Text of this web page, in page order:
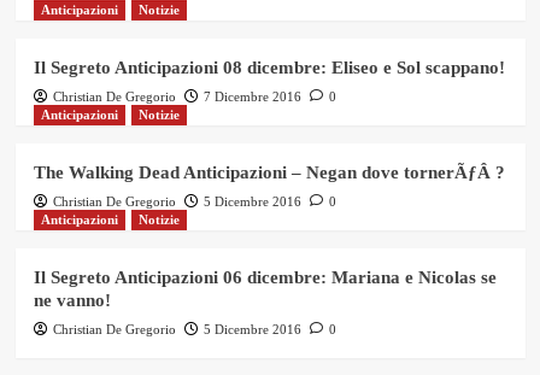
Anticipazioni
Notizie
Il Segreto Anticipazioni 08 dicembre: Eliseo e Sol scappano!
Christian De Gregorio 7 Dicembre 2016
0
Anticipazioni
Notizie
The Walking Dead Anticipazioni – Negan dove tornerÃƒÂ ?
Christian De Gregorio 5 Dicembre 2016
0
Anticipazioni
Notizie
Il Segreto Anticipazioni 06 dicembre: Mariana e Nicolas se
ne vanno!
Christian De Gregorio 5 Dicembre 2016 0